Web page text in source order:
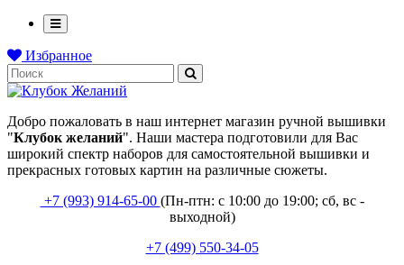
Избранное
Добро пожаловать в наш интернет магазин ручной вышивки
"Клубок желаний". Наши мастера подготовили для Вас
широкий спектр наборов для самостоятельной вышивки и
прекрасных готовых картин на различные сюжеты.
+7 (993) 914-65-00 (Пн-птн: с10:00 до 19:00; сб, вс -
выходной)
+7 (499) 550-34-05